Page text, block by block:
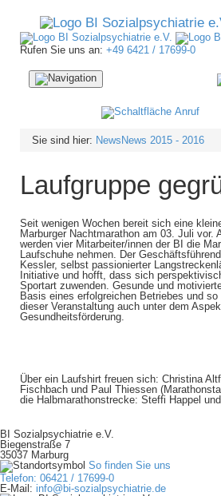
Rufen Sie uns an: +49 6421 / 17699-0
Navigation
ein-/ausblenden
Sie sind hier: News News 2015 - 2016
Laufgruppe
Seit wenigen Wochen bereit sich eine
Marburger Nachtmarathon am 03. Juli vor.
werden vier Mitarbeiter/innen der BI die
Laufschuhe nehmen. Der
Kessler, selbst passionierter
Initiative und hofft, dass sich
Sportart zuwenden. Gesunde und
Basis eines erfolgreichen Betriebes und
dieser Veranstaltung auch unter dem
Gesundheitsförderung.
Über ein Laufshirt freuen sich: Christina
Fischbach und Paul Thiessen
die Halbmarathonstrecke: Steffi Happel
BI Sozialpsychiatrie e.V.
Biegenstraße 7
35037 Marburg
So finden Sie uns
Telefon: 06421 / 17699-0
E-Mail: info@bi-sozialpsychiatrie.de